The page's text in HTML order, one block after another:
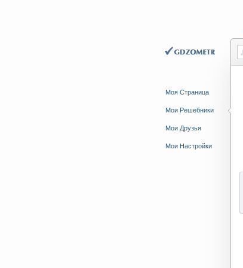
Моя Страница
Мои Решебники
Мои Друзья
Мои Настройки